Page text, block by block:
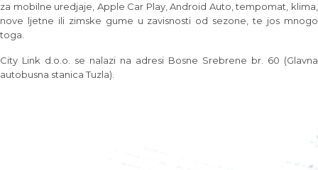
za mobilne uredjaje, Apple Car Play, Android Auto, tempomat, klima,
nove ljetne ili zimske gume u zavisnosti od sezone, te jos mnogo
toga.
City Link d.o.o. se nalazi na adresi Bosne Srebrene br. 60 (Glavna
autobusna stanica Tuzla).